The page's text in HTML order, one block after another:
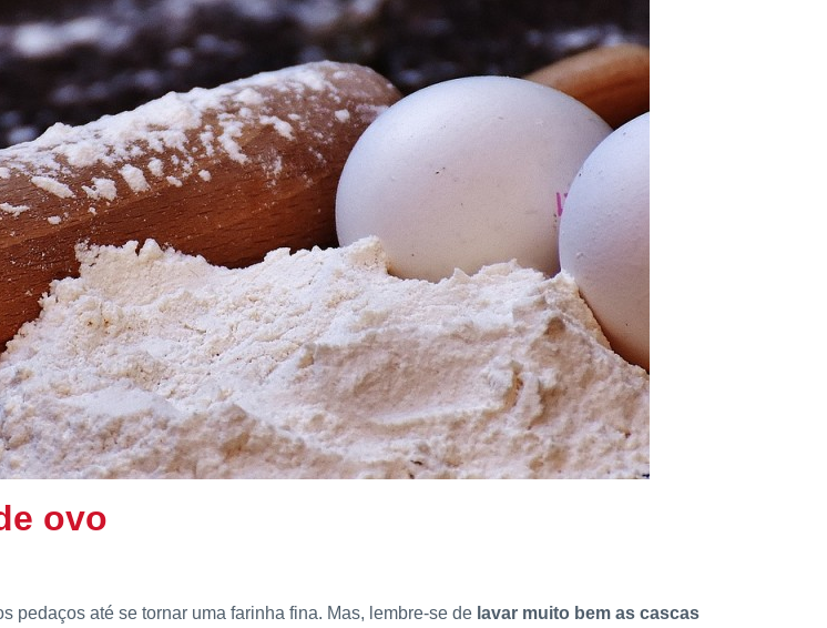
ovo
pedaços até se tornar uma farinha fina. Mas, lembre-se de lavar muito bem as cascas